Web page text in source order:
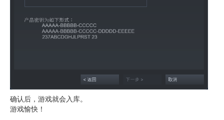
确认后，游戏就会入库。
游戏愉快！